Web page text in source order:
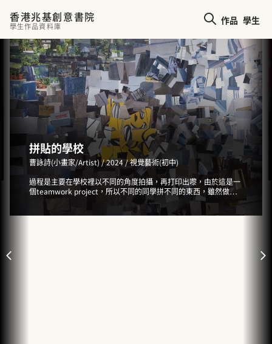
香港兆基創意書院
學生作品資料庫 作品 學生
拼貼的學校
曹詠詩（小畫家/Artist） / 2024 / 視覺藝術（初中）
過程是主要在學校裡以不同的角度拍攝，再打印出嚟，由於這是一
個teamwork project，所以不同的同學拼不同的東西，雖然做完
都完全看不明做了什麼，我哋多數用了學校門口和地板的，跟着光
暗拼出來，眼利啲可以見到我間學校的名字！！